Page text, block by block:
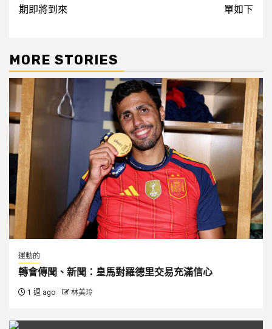
期即將到來
單如下
MORE STORIES
運動的
轉會傳聞、新聞：皇馬對羅德里交易充滿信心
1 週 ago 林美玲